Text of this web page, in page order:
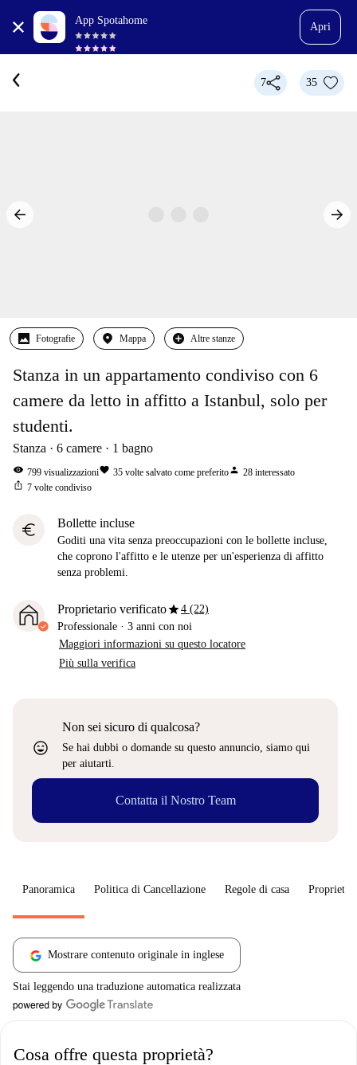
App Spotahome
Apri
7 35
Fotografie Mappa Altre stanze
Stanza in un appartamento condiviso con 6
camere da letto in affitto a Istanbul, solo per
studenti.
Stanza 6 camere 1 bagno
visibility 799 visualizzazionifavorite 35 volte salvato come preferitoperson 28 interessato
ios_share 7 volte condiviso
euro Bollette incluse
Goditi una vita senza preoccupazioni con le bollette incluse,
che coprono l'affitto e le utenze per un'esperienza di affitto
senza problemi.
Proprietario verificatostar4 (22)
Professionale · 3 anni con noi
Maggiori informazioni su questo locatore
Più sulla verifica
sentiment_very_satisfied
Non sei sicuro di qualcosa?
Se hai dubbi o domande su questo annuncio, siamo qui
per aiutarti.
Contatta il Nostro Team
Panoramica Politica di Cancellazione Regole di casa
Mostrare contenuto originale in inglese
Stai leggendo una traduzione automatica realizzata
Cosa offre questa proprietà?